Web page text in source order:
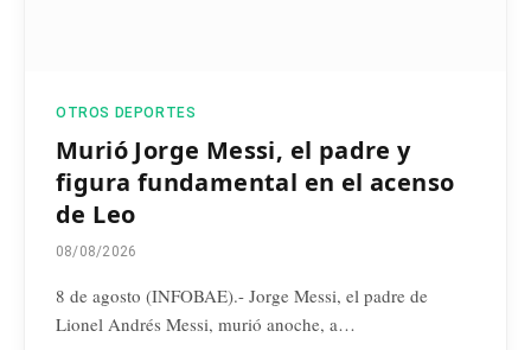
OTROS DEPORTES
Murió Jorge Messi, el padre y
figura fundamental en el acenso
de Leo
08/08/2026
8 de agosto (INFOBAE).- Jorge Messi, el padre de
Lionel Andrés Messi, murió anoche, a…